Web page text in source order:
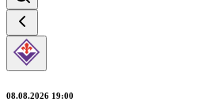
08.08.2026 19:00